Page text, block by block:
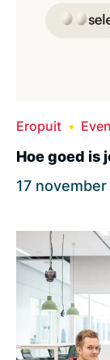
Eropuit
Hoe goed is
17